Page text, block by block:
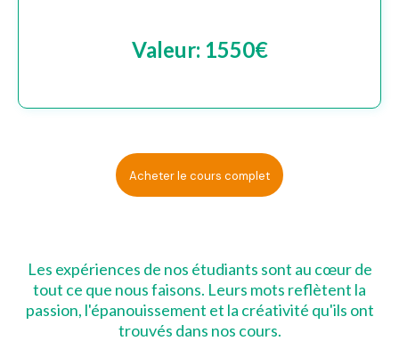
Valeur: 1550€
Acheter le cours complet
Les expériences de nos étudiants sont au cœur de
tout ce que nous faisons. Leurs mots reflètent la
passion, l'épanouissement et la créativité qu'ils ont
trouvés dans nos cours.